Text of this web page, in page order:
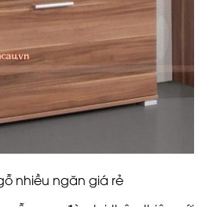
ngăn giá rẻ